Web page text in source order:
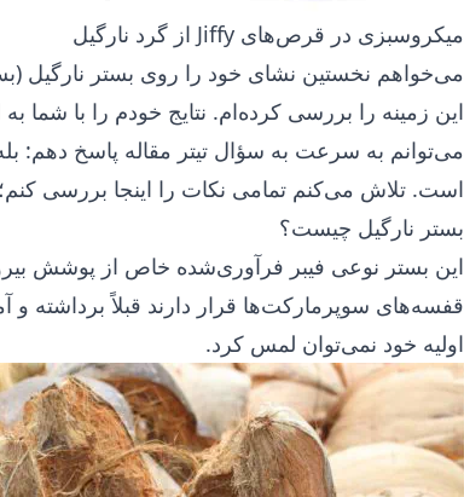
میکروسبزی در قرص‌های Jiffy از گرد نارگیل
می‌خواهم نخستین نشای خود را روی بستر نارگیل
این زمینه را بررسی کرده‌ام. نتایج خودم را با شما
می‌توانم به سرعت به سؤال تیتر مقاله پاسخ دهم:
است. تلاش می‌کنم تمامی نکات را اینجا بررسی کنم؛
بستر نارگیل چیست؟
این بستر نوعی فیبر فرآوری‌شده خاص از پوشش
قفسه‌های سوپرمارکت‌ها قرار دارند قبلاً برداشته و
اولیه خود نمی‌توان لمس کرد.